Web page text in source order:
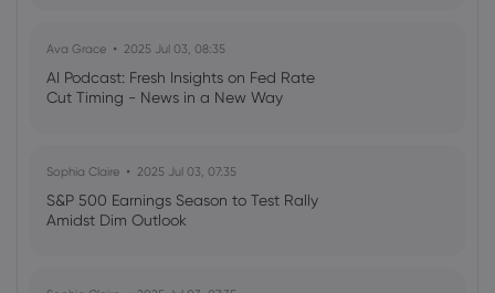
Ava Grace 2025 Jul 03, 08:35
AI Podcast: Fresh Insights on Fed Rate
Cut Timing - News in a New Way
Sophia Claire 2025 Jul 03, 07:35
S&P 500 Earnings Season to Test Rally
Amidst Dim Outlook